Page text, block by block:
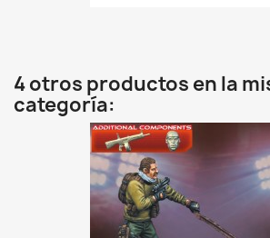
4 otros productos en la
categoría: